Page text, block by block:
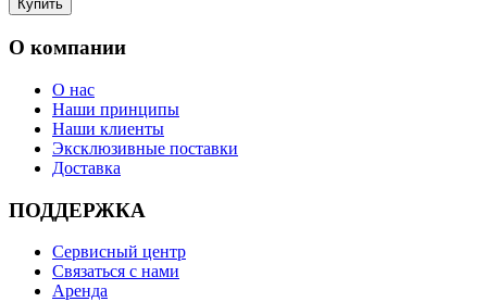
О компании
О нас
Наши принципы
Наши клиенты
Эксклюзивные поставки
Доставка
ПОДДЕРЖКА
Сервисный центр
Связаться с нами
Аренда